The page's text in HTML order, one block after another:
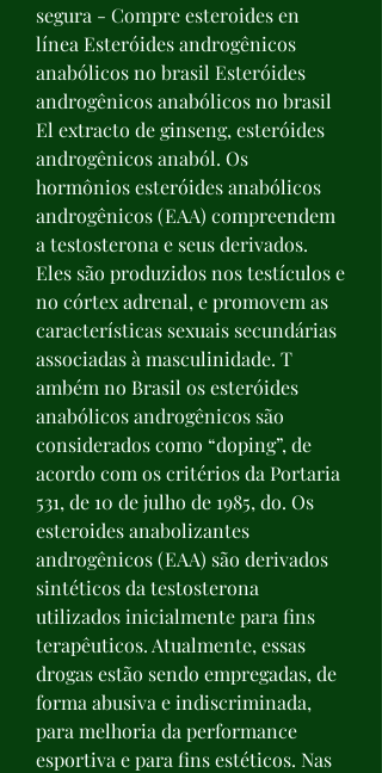
segura - Compre esteroides en
línea Esteróides androgênicos
anabólicos no brasil Esteróides
androgênicos anabólicos no brasil
El extracto de ginseng, esteróides
androgênicos anaból. Os
hormônios esteróides anabólicos
androgênicos (EAA) compreendem
a testosterona e seus derivados.
Eles são produzidos nos testículos e
no córtex adrenal, e promovem as
características sexuais secundárias
associadas à masculinidade. T
ambém no Brasil os esteróides
anabólicos androgênicos são
considerados como “doping”, de
acordo com os critérios da Portaria
531, de 10 de julho de 1985, do. Os
esteroides anabolizantes
androgênicos (EAA) são derivados
sintéticos da testosterona
utilizados inicialmente para fins
terapêuticos. Atualmente, essas
drogas estão sendo empregadas, de
forma abusiva e indiscriminada,
para melhoria da performance
esportiva e para fins estéticos. Nas